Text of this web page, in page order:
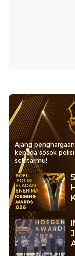
Ajang
kepada sosok
sekitarmu!